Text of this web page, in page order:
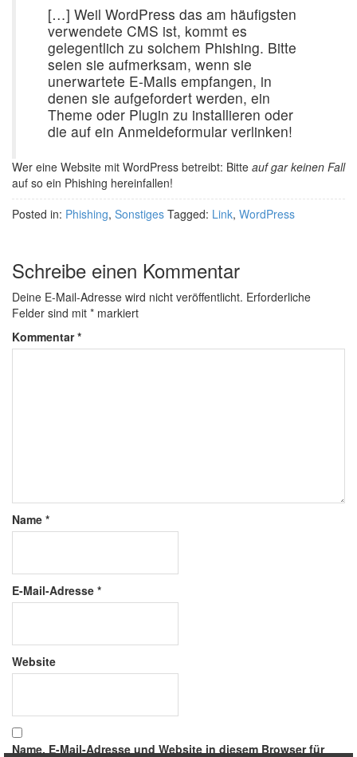
[…] Weil WordPress das am häufigsten
verwendete CMS ist, kommt es
gelegentlich zu solchem Phishing. Bitte
seien sie aufmerksam, wenn sie
unerwartete E-Mails empfangen, in
denen sie aufgefordert werden, ein
Theme oder Plugin zu installieren oder
die auf ein Anmeldeformular verlinken!
Wer eine Website mit WordPress betreibt: Bitte auf gar keinen Fall
auf so ein Phishing hereinfallen!
Posted in: Phishing, Sonstiges Tagged: Link, WordPress
Schreibe einen Kommentar
Deine E-Mail-Adresse wird nicht veröffentlicht. Erforderliche
Felder sind mit * markiert
Kommentar*
Name *
E-Mail-Adresse *
Website
Name, E-Mail-Adresse und Website in diesem Browser für